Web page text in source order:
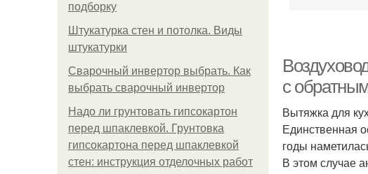
подборку
Штукатурка стен и потолка. Виды
штукатурки
Сварочный инвертор выбрать. Как
выбрать сварочный инвертор
Надо ли грунтовать гипсокартон
перед шпаклевкой. Грунтовка
гипсокартона перед шпаклевкой
стен: инструкция отделочных работ
с
Вытяжка для
Единственная
годы
В этом случае